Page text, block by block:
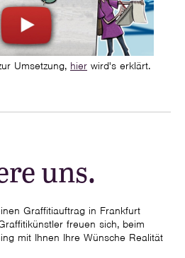
Umsetzung, hier wird's erklärt.
uns.
Graffitiauftrag in Frankfurt
freuen sich, beim
mit Ihnen Ihre Wünsche Realität